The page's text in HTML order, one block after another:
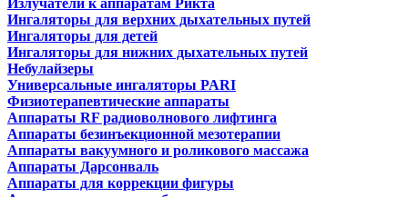
Излучатели к аппаратам Рикта
Ингаляторы для верхних дыхательных путей
Ингаляторы для детей
Ингаляторы для нижних дыхательных путей
Небулайзеры
Универсальные ингаляторы PARI
Физиотерапевтические аппараты
Аппараты RF радиоволнового лифтинга
Аппараты безинъекционной мезотерапии
Аппараты вакуумного и роликового массажа
Аппараты Дарсонваль
Аппараты для коррекции фигуры